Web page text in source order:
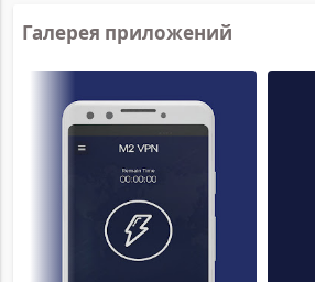
Галерея приложений